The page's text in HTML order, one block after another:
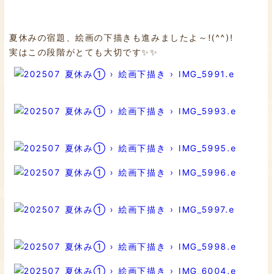
夏休みの宿題、絵画の下描きも進みましたよ～!(^^)!
実はこの段階がとても大切です✨✨